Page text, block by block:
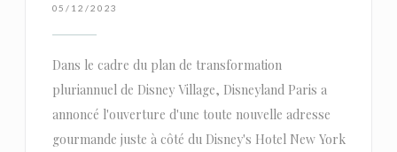
05/12/2023
Dans le cadre du plan de transformation
pluriannuel de Disney Village, Disneyland Paris a
annoncé l'ouverture d'une toute nouvelle adresse
gourmande juste à côté du Disney's Hotel New York